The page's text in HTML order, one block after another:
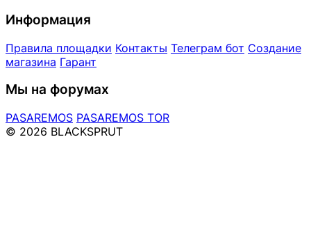
Информация
Правила площадки Контакты Телеграм бот Создание
магазина Гарант
Мы на форумах
PASAREMOS PASAREMOS TOR
© 2026 BLACKSPRUT